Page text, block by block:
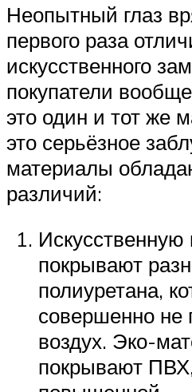
Неопытный глаз
первого раза
искусственного
покупатели
это один и тот же
это серьёзное
материалы
различий:
покрывают
полиуретана,
совершенно не
воздух. Эко-
покрывают